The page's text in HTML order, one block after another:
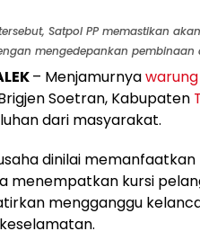
Satpol PP memastikan
mengedepankan pembinaan
– Menjamurnya
Soetran, Kabupaten
dari masyarakat.
dinilai
menempatkan kursi
mengganggu